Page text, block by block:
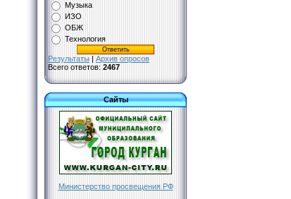
Музыка
ИЗО
ОБЖ
Технология
Результаты | Архив опросов
Всего ответов: 2467
Сайты
Министерство просвещения РФ